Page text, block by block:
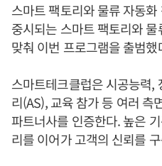
스마트 팩토리와 물류 자동
중시되는 스마트 팩토리와
맞춰 이번 프로그램을 출범했
스마트테크클럽은 시공능력,
리(AS), 교육 참가 등 여러 측
파트너사를 인증한다. 높은
리를 이어가 고객의 신뢰를